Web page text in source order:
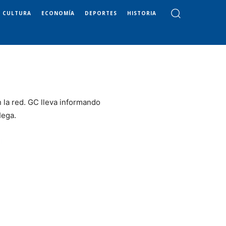
CULTURA ECONOMÍA DEPORTES HISTORIA
red. GC lleva informando